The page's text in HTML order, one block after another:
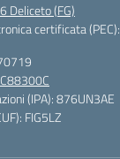
Deliceto (FG)
certificata (PEC):
(IPA): 876UN3AE
FIG5LZ